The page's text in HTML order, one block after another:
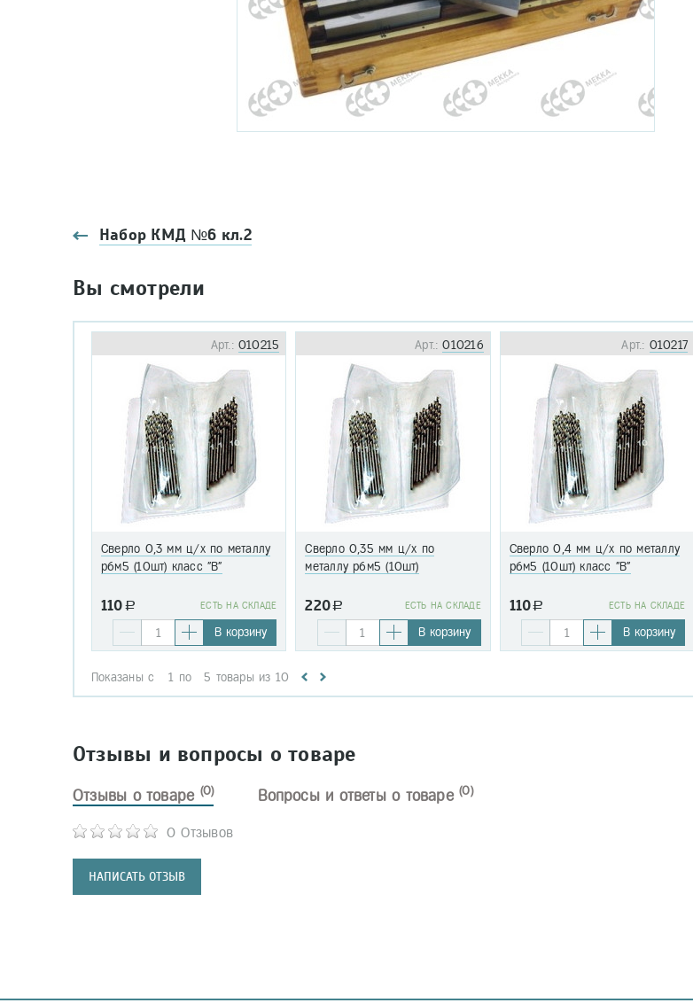
Набор КМД №6 кл.2
Вы смотрели
Арт.:010215
Сверло 0,3 мм ц/х по металлу
р6м5 (10шт) класс "В"
110 a EСТЬ НА СКЛАДЕ
В корзину
Арт.:010216
Сверло 0,35 мм ц/х по
металлу р6м5 (10шт)
220a EСТЬ НА СКЛАДЕ
В корзину
Арт.: 010217
Сверло 0,4 мм ц/х по металлу
р6м5 (10шт) класс "В"
110a EСТЬ НА СКЛАДЕ
В корзину
Показаны с 1 по 5 товары из 10
Отзывы и вопросы о товаре
Отзывы о товаре (0)
0 Отзывов
НАПИСАТЬ ОТЗЫВ
Вопросы и ответы о товаре(0)